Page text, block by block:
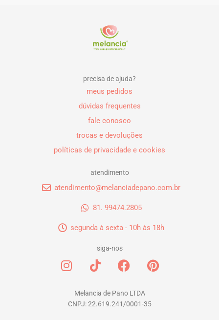
precisa de ajuda?
meus pedidos
dúvidas frequentes
fale conosco
trocas e devoluções
políticas de privacidade e cookies
atendimento
atendimento@melanciadepano.com.br
81. 99474.2805
segunda à sexta - 10h às 18h
siga-nos
I
n
a
T
i
t
o
F
a
e
b
P
i
Melancia de Pano LTDA
CNPJ: 22.619.241/0001-35